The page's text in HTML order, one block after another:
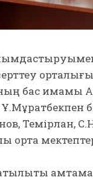
бас имамы
Ұ.Мұратбекпен
Темірлан,